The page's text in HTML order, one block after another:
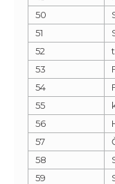
50
51
52
t
53
54
55
56
57
58
59